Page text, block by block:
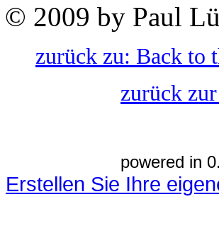
© 2009 by Paul
zurück zu: Back to
zurück
powered in
Erstellen Sie Ihre